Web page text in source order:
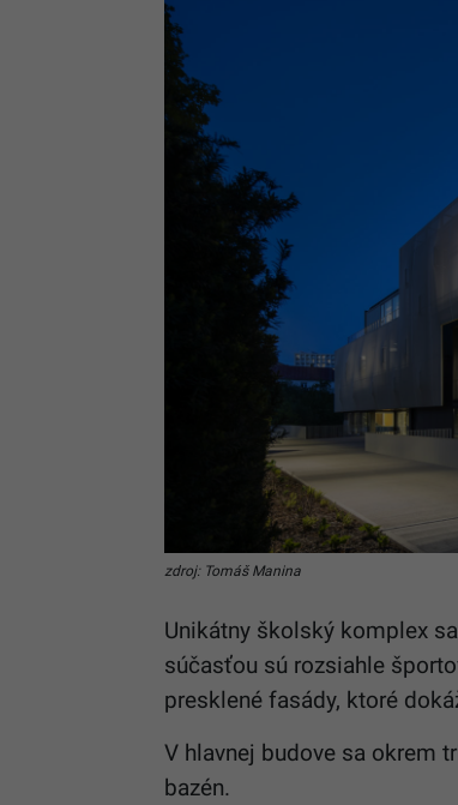
zdroj: Tomáš Manina
Unikátny školský komplex
súčasťou sú rozsiahle
presklené fasády, ktoré
V hlavnej budove sa okrem
bazén.